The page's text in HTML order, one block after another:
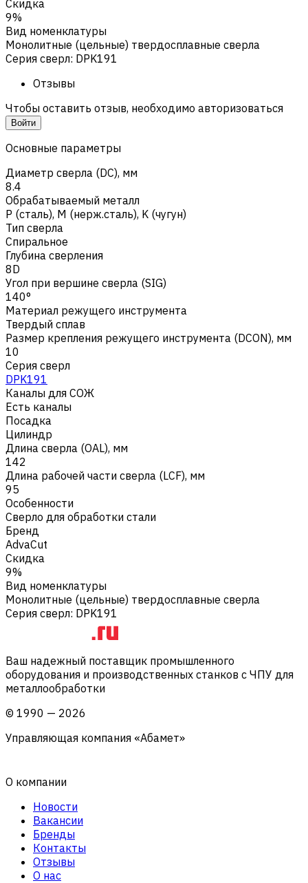
Скидка
9%
Вид номенклатуры
Монолитные (цельные) твердосплавные сверла
Серия сверл: DPK191
Отзывы
Чтобы оставить отзыв, необходимо авторизоваться
Войти
Основные параметры
Диаметр сверла (DC), мм
8.4
Обрабатываемый металл
Р (сталь), M (нерж.сталь), K (чугун)
Тип сверла
Спиральное
Глубина сверления
8D
Угол при вершине сверла (SIG)
140°
Материал режущего инструмента
Твердый сплав
Размер крепления режущего инструмента (DCON), мм
10
Серия сверл
DPK191
Каналы для СОЖ
Есть каналы
Посадка
Цилиндр
Длина сверла (OAL), мм
142
Длина рабочей части сверла (LCF), мм
95
Особенности
Сверло для обработки стали
Бренд
AdvaCut
Скидка
9%
Вид номенклатуры
Монолитные (цельные) твердосплавные сверла
Серия сверл: DPK191
Ваш надежный поставщик промышленного
оборудования и производственных станков с ЧПУ для
металлообработки
© 1990 — 2026
Управляющая компания «Абамет»
О компании
Новости
Вакансии
Бренды
Контакты
Отзывы
О нас